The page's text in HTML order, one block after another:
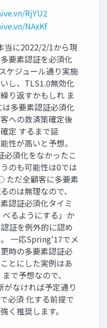
RjYU2
NAxKf
当に2022/2/1から現
要素認証を必須化
ジュール通り実施
し、TLS1.0無効化
り返すかもしれ ま
多要素認証必須化
への救済策確定後
定 するまで延
性が高いと予想。
須化をなかったこ
のも可能性は0では
だ全顧客に多要素
のは無理なので、
認証必須化タイミ
るようにする」か
認証を例外的に認め
一応Spring'17でメ
時の多要素認証必
とにした実例はあ
で予想なので、
がなければ予定通り
必須 化する前提で
く推奨します。